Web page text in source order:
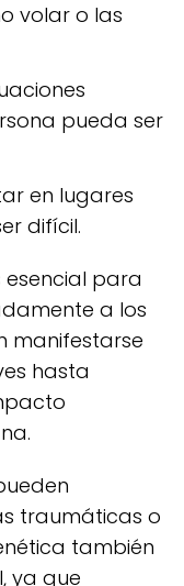
volar o las
pueda ser
en lugares
difícil.
para
a los
manifestarse
hasta
traumáticas o
también
ya que